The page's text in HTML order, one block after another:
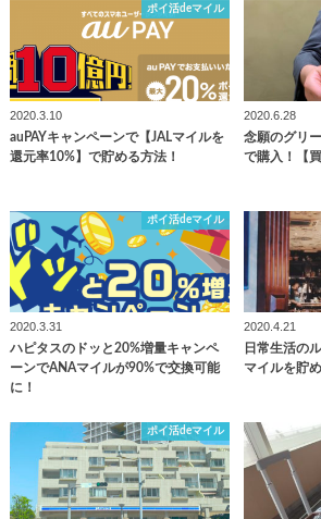
ポイ活deマイル
2020.3.10
auPAYキャンペーンで【JALマイルを
還元率10%】で貯める方法！
2020.6.28
念願のグリ
で購入！【
ポイ活deマイル
2020.3.31
ハピタスのドッと20%増量キャンペ
ーンでANAマイルが90%で交換可能
に！
2020.4.21
日常生活の
マイルを貯
ポイ活deマイル